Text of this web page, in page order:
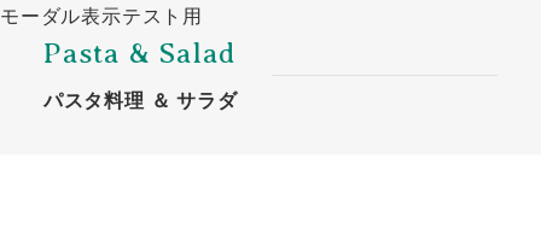
モーダル表示テスト用
Pasta & Salad
パスタ料理 ＆ サラダ